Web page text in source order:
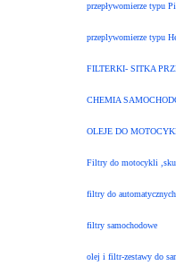
przepływomierze typu
przeplywomierze typu
FILTERKI- SITKA
CHEMIA
OLEJE DO
Filtry do motocykli
filtry do
filtry samochodowe
olej i filtr-zestawy do